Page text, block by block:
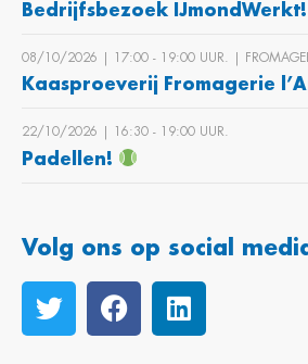
Bedrijfsbezoek IJmondWerkt!
08/10/2026 | 17:00 ‐ 19:00 UUR. |
Kaasproeverij Fromagerie
22/10/2026 | 16:30 ‐ 19:00 UUR.
Padellen!
Volg ons op social